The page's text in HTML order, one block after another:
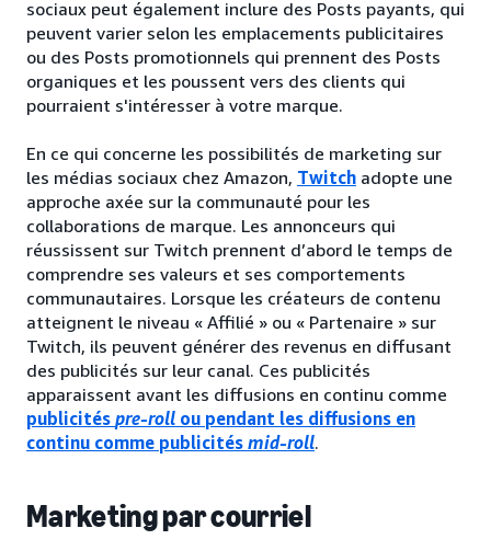
sociaux peut également inclure des Posts payants, qui
peuvent varier selon les emplacements publicitaires
ou des Posts promotionnels qui prennent des Posts
organiques et les poussent vers des clients qui
pourraient s'intéresser à votre marque.
En ce qui concerne les possibilités de marketing sur
les médias sociaux chez Amazon, Twitch adopte une
approche axée sur la communauté pour les
collaborations de marque. Les annonceurs qui
réussissent sur Twitch prennent d’abord le temps de
comprendre ses valeurs et ses comportements
communautaires. Lorsque les créateurs de contenu
atteignent le niveau « Affilié » ou « Partenaire » sur
Twitch, ils peuvent générer des revenus en diffusant
des publicités sur leur canal. Ces publicités
apparaissent avant les diffusions en continu comme
publicités pre-roll ou pendant les diffusions en
continu comme publicités mid-roll.
Marketing par courriel